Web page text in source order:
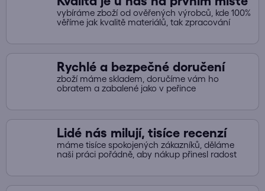
p
i
u
vybíráme zboží od ověřených výrobců, kde 100%
věříme jak kvalitě materiálů, tak zpracování
Rychlé a bezpečné doručení
zboží máme skladem, doručíme vám ho
obratem a zabalené jako v peřince
Lidé nás milují, tisíce recenzí
máme tisíce spokojených zákazníků, děláme
naši práci pořádně, aby nákup přinesl radost